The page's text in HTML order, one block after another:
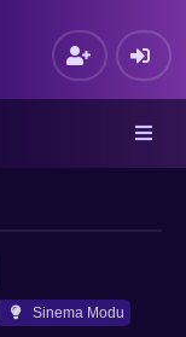
Sinema Modu